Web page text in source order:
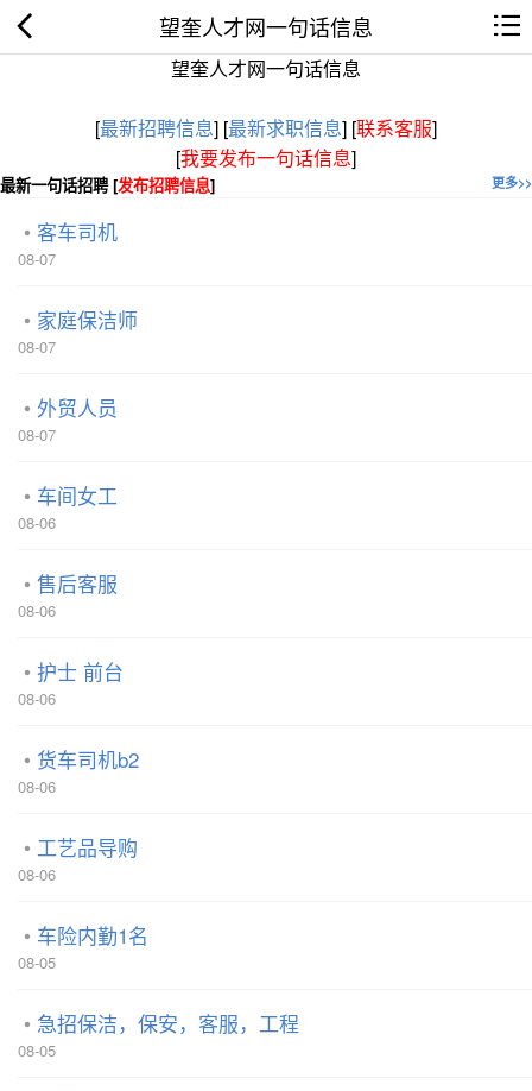
望奎人才网一句话信息
望奎人才网一句话信息
[最新招聘信息] [最新求职信息] [联系客服]
[我要发布一句话信息]
更多>>
最新一句话招聘 [发布招聘信息]
客车司机
08-07
家庭保洁师
08-07
外贸人员
08-07
车间女工
08-06
售后客服
08-06
护士 前台
08-06
货车司机b2
08-06
工艺品导购
08-06
车险内勤1名
08-05
急招保洁，保安，客服，工程
08-05